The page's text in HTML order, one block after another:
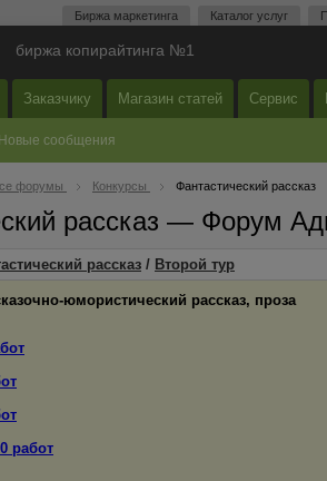
Биржа маркетинга Каталог услуг
биржа копирайтинга №1
Заказчику Магазин статей Сервис
Новые сообщения
форумы Конкурсы Фантастический рассказ
рассказ — Форум
рассказ / Второй тур
юмористический рассказ, проза
работ